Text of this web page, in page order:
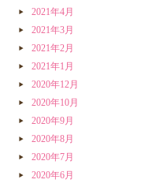
2021年4月
2021年3月
2021年2月
2021年1月
2020年12月
2020年10月
2020年9月
2020年8月
2020年7月
2020年6月